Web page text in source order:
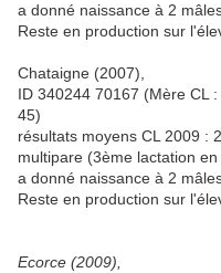
a donné naissance à 2
Reste en production sur
Chataigne (2007),
ID 340244 70167 (Mère CL
45)
résultats moyens CL 2009 :
multipare (3ème lactation
a donné naissance à 2
Reste en production sur
Ecorce (2009),